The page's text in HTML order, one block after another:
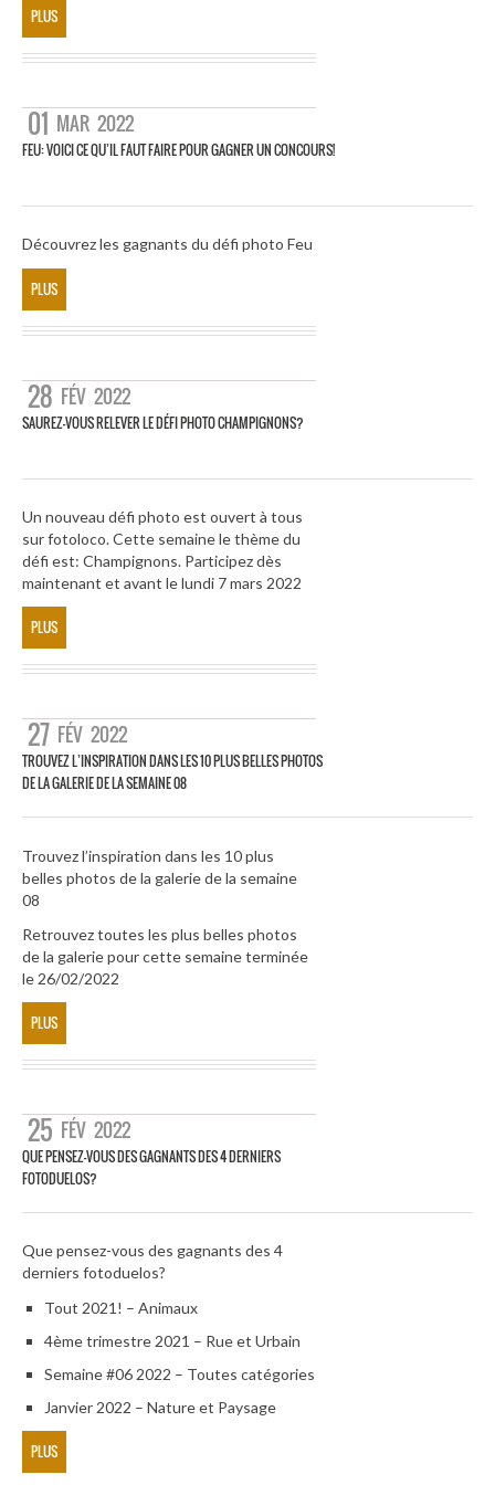
PLUS
01 MAR 2022
FEU: VOICI CE QU’IL FAUT FAIRE POUR GAGNER UN CONCOURS!
Découvrez les gagnants du défi photo Feu
PLUS
28 FÉV 2022
SAUREZ-VOUS RELEVER LE DÉFI PHOTO CHAMPIGNONS?
Un nouveau défi photo est ouvert à tous
sur fotoloco. Cette semaine le thème du
défi est: Champignons. Participez dès
maintenant et avant le lundi 7 mars 2022
PLUS
27 FÉV 2022
TROUVEZ L’INSPIRATION DANS LES 10 PLUS BELLES PHOTOS
DE LA GALERIE DE LA SEMAINE 08
Trouvez l’inspiration dans les 10 plus
belles photos de la galerie de la semaine
08
Retrouvez toutes les plus belles photos
de la galerie pour cette semaine terminée
le 26/02/2022
PLUS
25 FÉV 2022
QUE PENSEZ-VOUS DES GAGNANTS DES 4 DERNIERS
FOTODUELOS?
Que pensez-vous des gagnants des 4
derniers fotoduelos?
Tout 2021! – Animaux
4ème trimestre 2021 – Rue et Urbain
Semaine #06 2022 – Toutes catégories
Janvier 2022 – Nature et Paysage
PLUS